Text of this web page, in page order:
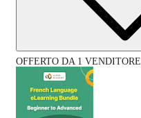
OFFERTO DA 1 VENDITORE